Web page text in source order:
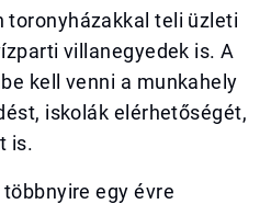
toronyházakkal teli üzleti
villanegyedek is. A
kell venni a munkahely
iskolák elérhetőségét,
is.
egy évre